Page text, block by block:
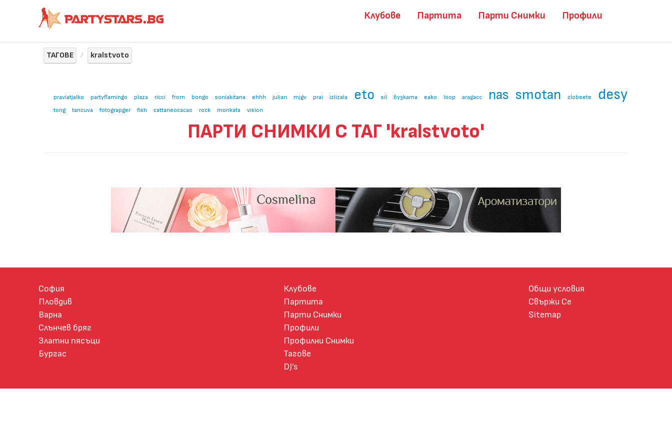
Клубове Партита Парти Снимки Профили
ТАГОВЕ kralstvoto
praviatjalko partyflamingo plaza ricci from bongo soniakitana ehhh julian mjgv prai izlizala eto sil бузката eako loop aragacc nas smotan zlobeete desy
tong tancuva fotograpger fish cattaneocacao rock monkata vision
ПАРТИ СНИМКИ С ТАГ 'kralstvoto'
София
Пловдив
Варна
Слънчев бряг
Златни пясъци
Бургас
Клубове
Партита
Парти Снимки
Профили
Профилни Снимки
Тагове
DJ's
Общи условия
Свържи Се
Sitemap